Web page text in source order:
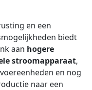
en een
biedt
aan hogere
stroomapparaat,
en nog
naar een